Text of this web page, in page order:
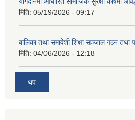
मिति: 05/19/2026 - 09:17
बालिका तथा समावेशी शिक्षा सञ्जाल गठन तथा
मिति: 04/06/2026 - 12:18
थप